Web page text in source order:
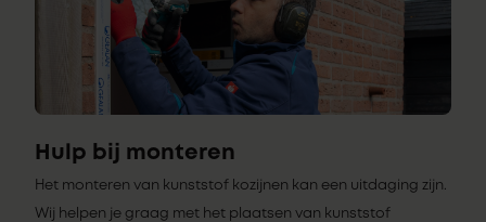
Hulp bij monteren
Het monteren van kunststof kozijnen kan een uitdaging zijn.
Wij helpen je graag met het plaatsen van kunststof